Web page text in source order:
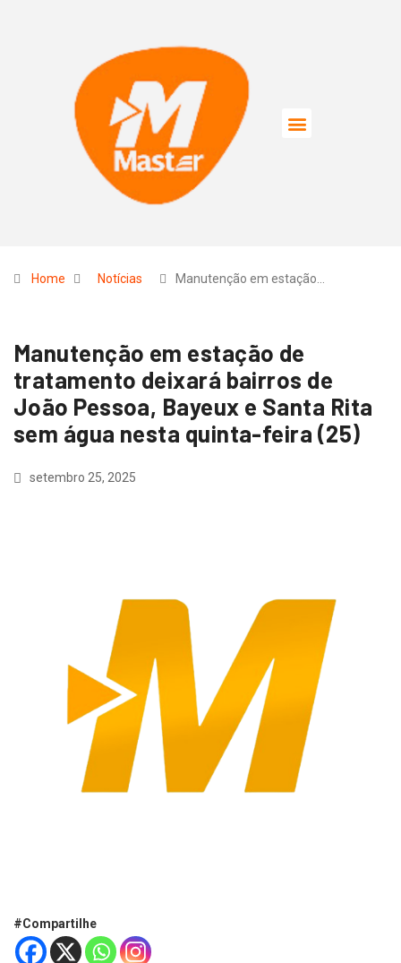
Home Notícias Manutenção em estação…
Manutenção em estação de
tratamento deixará bairros de
João Pessoa, Bayeux e Santa Rita
sem água nesta quinta-feira (25)
setembro 25, 2025
#Compartilhe